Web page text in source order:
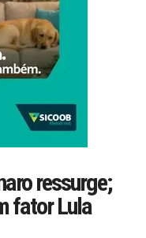
ressurge;
fator Lula